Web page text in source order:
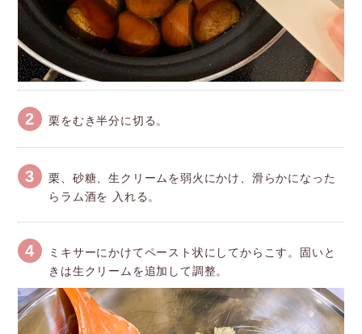
2 栗をむき半分に切る。
3
栗、砂糖、生クリームを弱火にかけ、滑らかになった
らラム酒を 入れる。
4
ミキサーにかけてペースト状にしてからこす。固いと
きは生クリームを追加して調整。